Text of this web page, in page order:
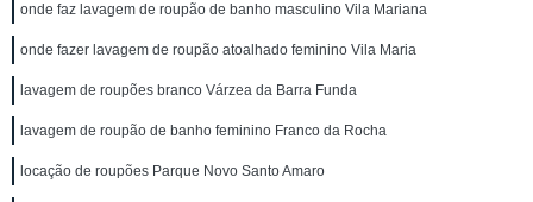
onde faz lavagem de roupão de banho masculino Vila Mariana
onde fazer lavagem de roupão atoalhado feminino Vila Maria
lavagem de roupões branco Várzea da Barra Funda
lavagem de roupão de banho feminino Franco da Rocha
locação de roupões Parque Novo Santo Amaro